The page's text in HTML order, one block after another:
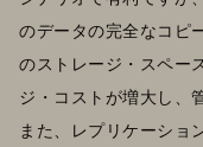
のデータの完全なコピ
のストレージ・スペー
ジ・コストが増大し、
また、レプリケーショ